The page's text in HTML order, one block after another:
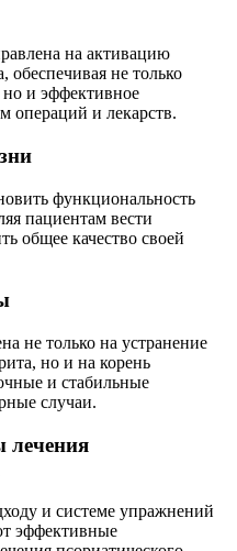
на активацию
обеспечивая не только
но и эффективное
операций и лекарств.
функциональность
пациентам вести
общее качество своей
не только на устранение
но и на корень
и стабильные
случаи.
лечения
и системе упражнений
эффективные